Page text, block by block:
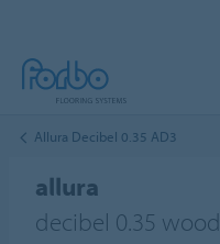
Allura Decibel 0.35 AD3
allura
decibel 0.35 wood